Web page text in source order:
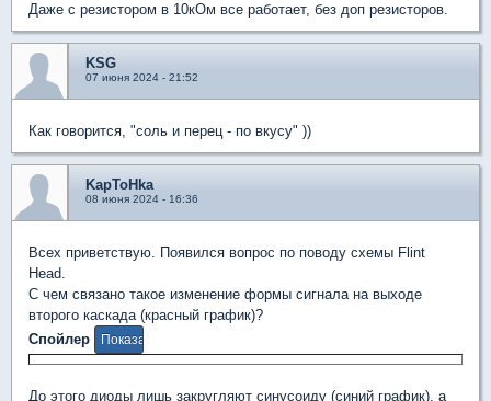
Даже с резистором в 10кОм все работает, без доп резисторов.
KSG
07 июня 2024 - 21:52
Как говорится, "соль и перец - по вкусу" ))
KapToHka
08 июня 2024 - 16:36
Всех приветствую. Появился вопрос по поводу схемы Flint
Head.
С чем связано такое изменение формы сигнала на выходе
второго каскада (красный график)?
Спойлер
До этого диоды лишь закругляют синусоиду (синий график), а